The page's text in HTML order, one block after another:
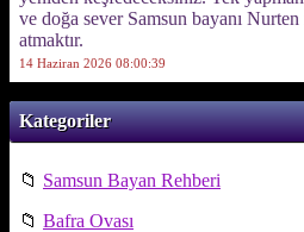
Kategoriler
📁 Samsun Bayan Rehberi
📁 Bafra Ovası
ve doğa sever Samsun bayanı
atmaktır.
14 Haziran 2026 08:00:39